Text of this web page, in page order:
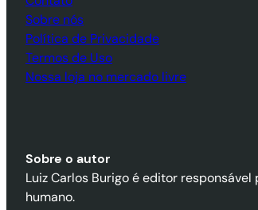
Sobre nós
Política de Privacidade
Termos de Uso
Nossa loja no mercado livre
Sobre o autor
Luiz Carlos Burigo é editor
humano.